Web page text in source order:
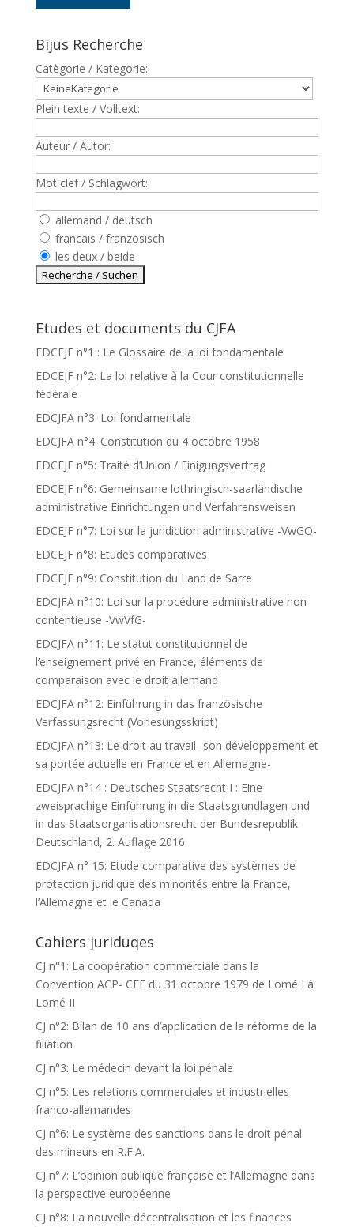
Bijus Recherche
Catègorie / Kategorie:
Plein texte / Volltext:
Auteur / Autor:
Mot clef / Schlagwort:
allemand / deutsch
francais / französisch
les deux / beide
Etudes et documents du CJFA
EDCEJF n°1 : Le Glossaire de la loi fondamentale
EDCEJF n°2: La loi relative à la Cour constitutionnelle
fédérale
EDCJFA n°3: Loi fondamentale
EDCJFA n°4: Constitution du 4 octobre 1958
EDCEJF n°5: Traité d’Union / Einigungsvertrag
EDCEJF n°6: Gemeinsame lothringisch-saarländische
administrative Einrichtungen und Verfahrensweisen
EDCEJF n°7: Loi sur la juridiction administrative -VwGO-
EDCEJF n°8: Etudes comparatives
EDCEJF n°9: Constitution du Land de Sarre
EDCJFA n°10: Loi sur la procédure administrative non
contentieuse -VwVfG-
EDCJFA n°11: Le statut constitutionnel de
l’enseignement privé en France, éléments de
comparaison avec le droit allemand
EDCJFA n°12: Einführung in das französische
Verfassungsrecht (Vorlesungsskript)
EDCJFA n°13: Le droit au travail -son développement et
sa portée actuelle en France et en Allemagne-
EDCJFA n°14 : Deutsches Staatsrecht I : Eine
zweisprachige Einführung in die Staatsgrundlagen und
in das Staatsorganisationsrecht der Bundesrepublik
Deutschland, 2. Auflage 2016
EDCJFA n° 15: Etude comparative des systèmes de
protection juridique des minorités entre la France,
l’Allemagne et le Canada
Cahiers juriduqes
CJ n°1: La coopération commerciale dans la
Convention ACP- CEE du 31 octobre 1979 de Lomé I à
Lomé II
CJ n°2: Bilan de 10 ans d’application de la réforme de la
filiation
CJ n°3: Le médecin devant la loi pénale
CJ n°5: Les relations commerciales et industrielles
franco-allemandes
CJ n°6: Le système des sanctions dans le droit pénal
des mineurs en R.F.A.
CJ n°7: L’opinion publique française et l’Allemagne dans
la perspective européenne
CJ n°8: La nouvelle décentralisation et les finances